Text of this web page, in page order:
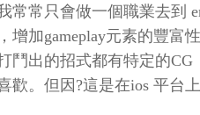
常常只會做一個職業去到
增加gameplay元素的豐富
鬥出的招式都有特定的CG
歡。但因?這是在ios 平台